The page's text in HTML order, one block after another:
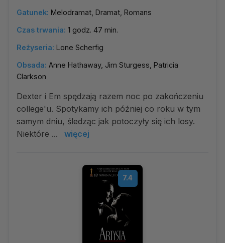
Gatunek: Melodramat, Dramat, Romans
Czas trwania: 1 godz. 47 min.
Reżyseria: Lone Scherfig
Obsada: Anne Hathaway, Jim Sturgess, Patricia
Clarkson
Dexter i Em spędzają razem noc po zakończeniu
college'u. Spotykamy ich później co roku w tym
samym dniu, śledząc jak potoczyły się ich losy.
Niektóre ...
więcej
7.4